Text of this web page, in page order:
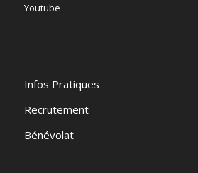
Youtube
Infos Pratiques
Recrutement
Bénévolat